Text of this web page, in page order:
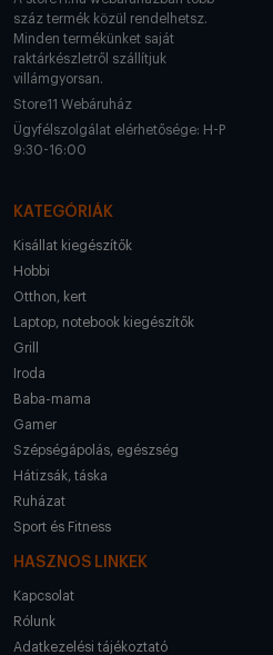
száz termék közül rendelhetsz.
Minden termékünket saját
raktárkészletről szállítjuk
villámgyorsan.
Store11 Webáruház
Ügyfélszolgálat elérhetősége: H-P
9:30-16:00
KATEGÓRIÁK
Kisállat kiegészítők
Hobbi
Otthon, kert
Laptop, notebook kiegészítők
Grill
Iroda
Baba-mama
Gamer
Szépségápolás, egészség
Hátizsák, táska
Ruházat
Sport és Fitness
HASZNOS LINKEK
Kapcsolat
Rólunk
Adatkezelési tájékoztató